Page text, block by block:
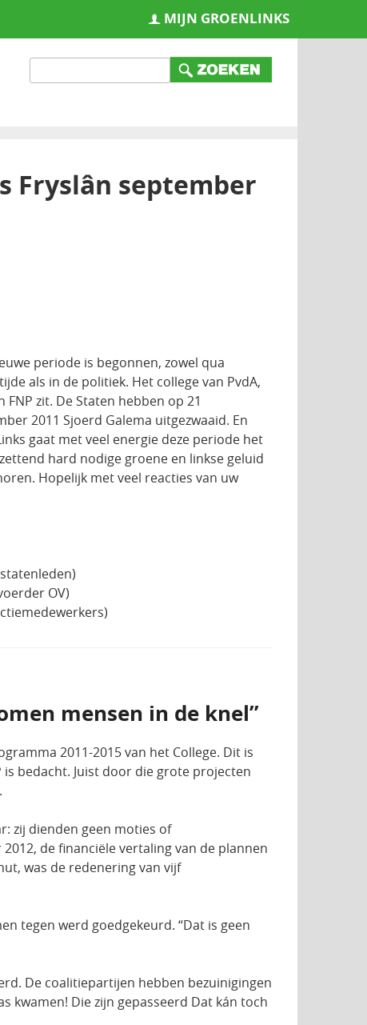
MIJN GROENLINKS
Fryslân september
periode is begonnen, zowel qua
als in de politiek. Het college van PvdA,
FNP zit. De Staten hebben op 21
2011 Sjoerd Galema uitgezwaaid. En
gaat met veel energie deze periode het
hard nodige groene en linkse geluid
Hopelijk met veel reacties van uw
OV)
mensen in de knel”
2011-2015 van het College. Dit is
bedacht. Juist door die grote projecten
zij dienden geen moties of
de financiële vertaling van de plannen
was de redenering van vijf
tegen werd goedgekeurd. “Dat is geen
De coalitiepartijen hebben bezuinigingen
kwamen! Die zijn gepasseerd Dat kán toch